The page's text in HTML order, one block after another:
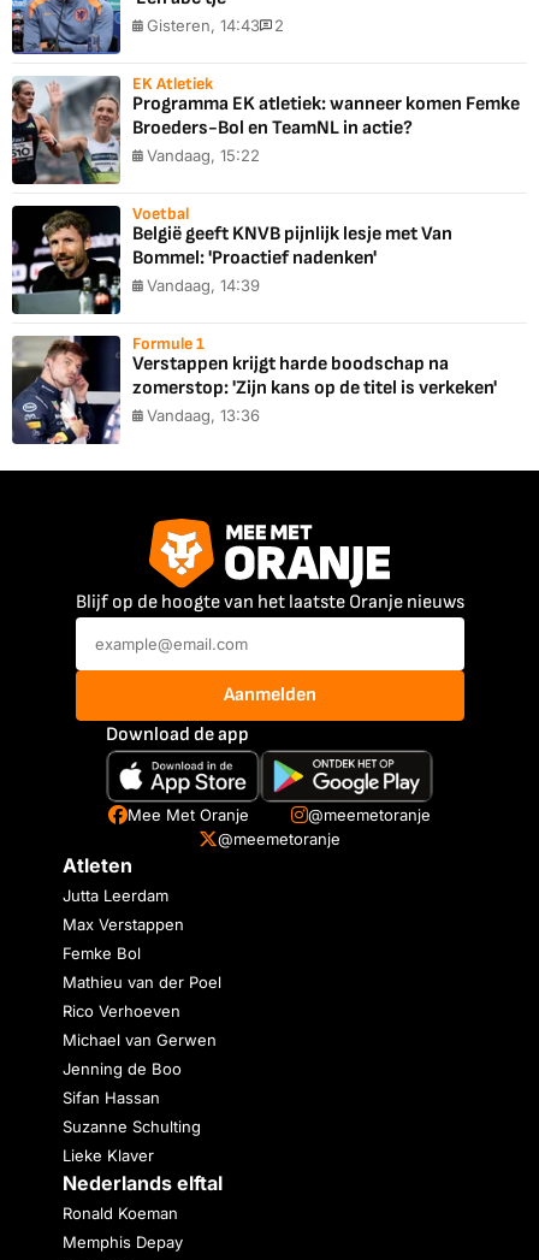
Gisteren, 14:43 2
EK Atletiek
Programma EK atletiek: wanneer komen Femke
Broeders-Bol en TeamNL in actie?
Vandaag, 15:22
Voetbal
België geeft KNVB pijnlijk lesje met Van
Bommel: 'Proactief nadenken'
Vandaag, 14:39
Formule 1
Verstappen krijgt harde boodschap na
zomerstop: 'Zijn kans op de titel is verkeken'
Vandaag, 13:36
Blijf op de hoogte van het laatste Oranje nieuws
Aanmelden
Download de app
Mee Met Oranje
@meemetoranje
@meemetoranje
Atleten
Jutta Leerdam
Max Verstappen
Femke Bol
Mathieu van der Poel
Rico Verhoeven
Michael van Gerwen
Jenning de Boo
Sifan Hassan
Suzanne Schulting
Lieke Klaver
Nederlands elftal
Ronald Koeman
Memphis Depay